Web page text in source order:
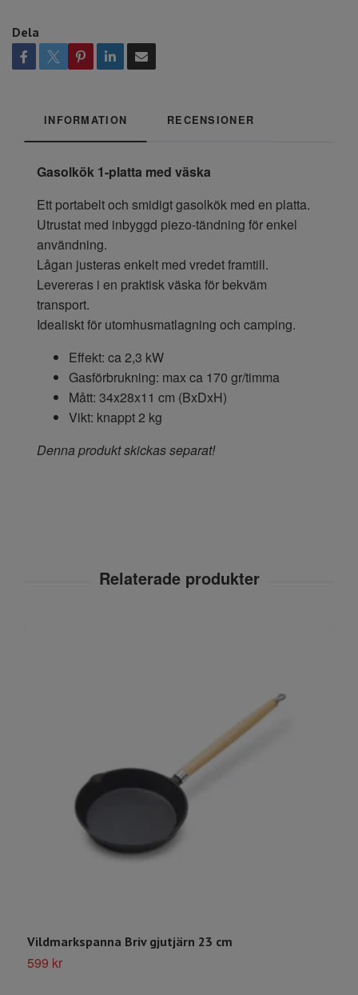
Dela
INFORMATION RECENSIONER
Gasolkök 1-platta med väska
Ett portabelt och smidigt gasolkök med en platta.
Utrustat med inbyggd piezo-tändning för enkel
användning.
Lågan justeras enkelt med vredet framtill.
Levereras i en praktisk väska för bekväm
transport.
Idealiskt för utomhusmatlagning och camping.
Effekt: ca 2,3 kW
Gasförbrukning: max ca 170 gr/timma
Mått: 34x28x11 cm (BxDxH)
Vikt: knappt 2 kg
Denna produkt skickas separat!
Vildmarkspanna Briv gjutjärn 23 cm
599 kr